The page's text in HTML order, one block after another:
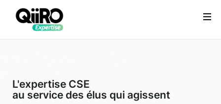
Webflow Homepage
Services
À
propos
L'expertise CSE
au service des élus qui agissent